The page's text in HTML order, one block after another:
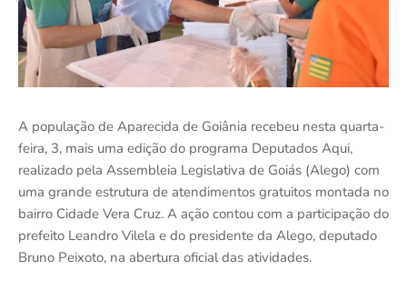
A população de Aparecida de Goiânia recebeu nesta quarta-
feira, 3, mais uma edição do programa Deputados Aqui,
realizado pela Assembleia Legislativa de Goiás (Alego) com
uma grande estrutura de atendimentos gratuitos montada no
bairro Cidade Vera Cruz. A ação contou com a participação do
prefeito Leandro Vilela e do presidente da Alego, deputado
Bruno Peixoto, na abertura oficial das atividades.